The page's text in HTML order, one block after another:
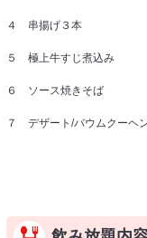
４ 串揚げ３本
５ 極上牛すじ煮込み
６ ソース焼きそば
７ デザート/バウムクーヘ